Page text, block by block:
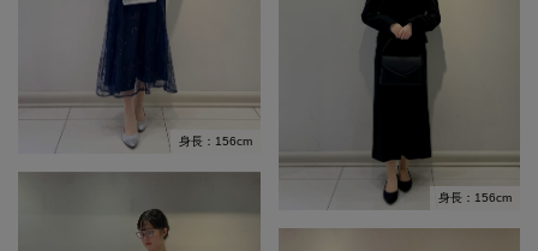
身長：156cm
身長：156cm